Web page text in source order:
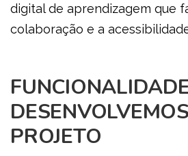
digital de aprendizagem que
colaboração e a
PROJETO